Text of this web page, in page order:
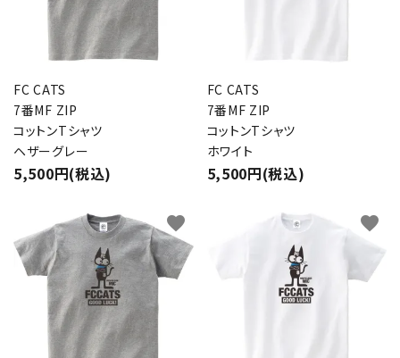
FC CATS
7番MF ZIP
コットンTシャツ
ヘザーグレー
5,500円(税込)
FC CATS
7番MF ZIP
コットンTシャツ
ホワイト
5,500円(税込)
favorite favorite